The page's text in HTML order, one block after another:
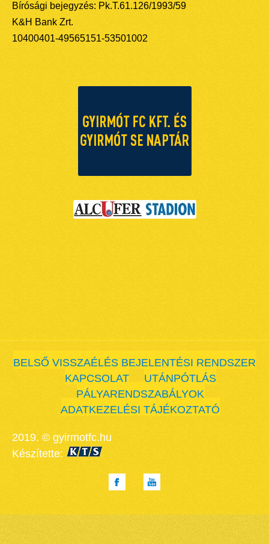
Bírósági bejegyzés: Pk.T.61.126/1993/59
K&H Bank Zrt.
10400401-49565151-53501002
BELSŐ VISSZAÉLÉS BEJELENTÉSI RENDSZER
KAPCSOLAT
UTÁNPÓTLÁS
PÁLYARENDSZABÁLYOK
ADATKEZELÉSI TÁJÉKOZTATÓ
2019. © gyirmotfc.hu
Készítette: